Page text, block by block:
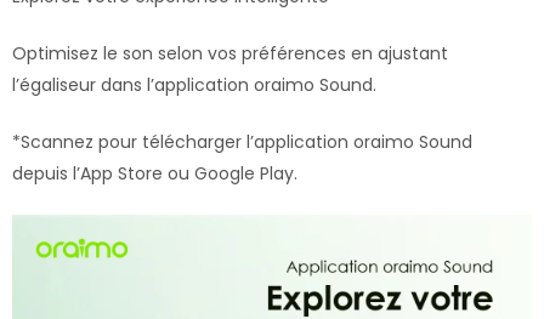
Optimisez le son selon vos préférences en ajustant
l’égaliseur dans l’application oraimo Sound.
*Scannez pour télécharger l’application oraimo Sound
depuis l’App Store ou Google Play.